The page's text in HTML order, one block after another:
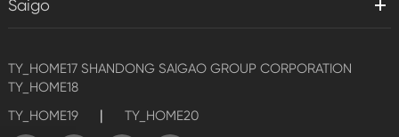
Saigo
TY_HOME17 SHANDONG SAIGAO GROUP CORPORATION
TY_HOME18
TY_HOME19
| TY_HOME20